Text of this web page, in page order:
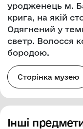
уродженець м.
крига, на якій
Одягнений у
светр. Волосся
бородою.
Сторінка музею
Інші